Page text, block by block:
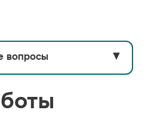
вопросы ▼